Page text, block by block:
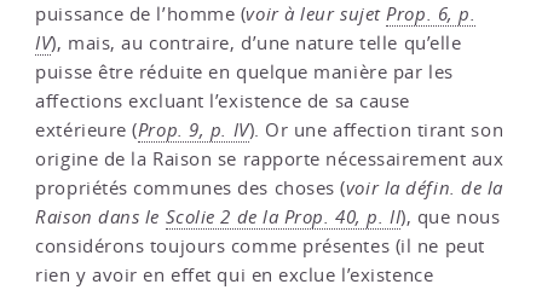
puissance de l’homme (voir à leur sujet Prop. 6, p.
IV), mais, au contraire, d’une nature telle qu’elle
puisse être réduite en quelque manière par les
affections excluant l’existence de sa cause
extérieure (Prop. 9, p. IV). Or une affection tirant son
origine de la Raison se rapporte nécessairement aux
propriétés communes des choses (voir la défin. de la
Raison dans le Scolie 2 de la Prop. 40, p. II), que nous
considérons toujours comme présentes (il ne peut
rien y avoir en effet qui en exclue l’existence